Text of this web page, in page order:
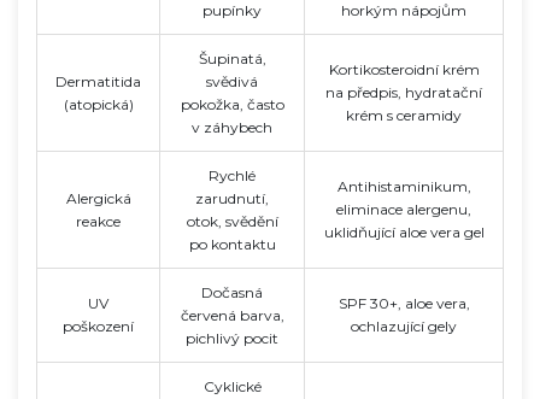
pupínky
horkým nápojům
Dermatitida
(atopická)
Šupinatá,
svědivá
pokožka, často
v záhybech
Kortikosteroidní krém
na předpis, hydratační
krém s ceramidy
Alergická
reakce
Rychlé
zarudnutí,
otok, svědění
po kontaktu
Antihistaminikum,
eliminace alergenu,
uklidňující aloe vera gel
UV
poškození
Dočasná
červená barva,
pichlivý pocit
SPF 30+, aloe vera,
ochlazující gely
Cyklické